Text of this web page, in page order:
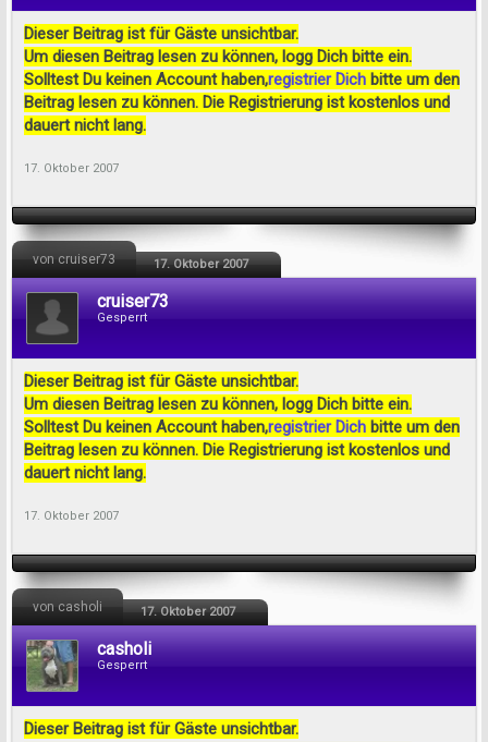
Dieser Beitrag ist für Gäste unsichtbar.
Um diesen Beitrag lesen zu können, logg Dich bitte ein.
Solltest Du keinen Account haben,registrier Dich bitte um den
Beitrag lesen zu können. Die Registrierung ist kostenlos und
dauert nicht lang.
17. Oktober 2007
von cruiser73 17. Oktober 2007
cruiser73
Gesperrt
Dieser Beitrag ist für Gäste unsichtbar.
Um diesen Beitrag lesen zu können, logg Dich bitte ein.
Solltest Du keinen Account haben,registrier Dich bitte um den
Beitrag lesen zu können. Die Registrierung ist kostenlos und
dauert nicht lang.
17. Oktober 2007
von casholi 17. Oktober 2007
casholi
Gesperrt
Dieser Beitrag ist für Gäste unsichtbar.